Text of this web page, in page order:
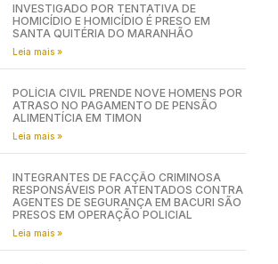
INVESTIGADO POR TENTATIVA DE
HOMICÍDIO E HOMICÍDIO É PRESO EM
SANTA QUITÉRIA DO MARANHÃO
Leia mais »
POLÍCIA CIVIL PRENDE NOVE HOMENS POR
ATRASO NO PAGAMENTO DE PENSÃO
ALIMENTÍCIA EM TIMON
Leia mais »
INTEGRANTES DE FACÇÃO CRIMINOSA
RESPONSÁVEIS POR ATENTADOS CONTRA
AGENTES DE SEGURANÇA EM BACURI SÃO
PRESOS EM OPERAÇÃO POLICIAL
Leia mais »